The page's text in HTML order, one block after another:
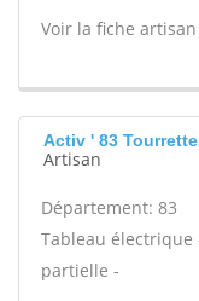
Voir la fiche artisan
Activ ' 83
Artisan
Département: 83
Tableau électrique
partielle -